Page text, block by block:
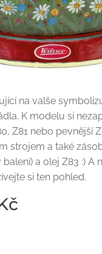
na valše
K modelu si
Z81 nebo pevnější
strojem a také
balení) a olej Z83 :) A
si ten pohled.